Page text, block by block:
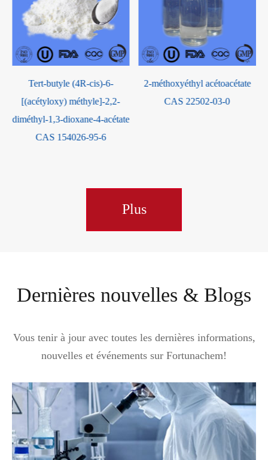
Tert-butyle (4R-cis)-6-
[(acétyloxy) méthyle]-2,2-
diméthyl-1,3-dioxane-4-acétate
CAS 154026-95-6
2-méthoxyéthyl acétoacétate
CAS 22502-03-0
Plus
Dernières nouvelles & Blogs
Vous tenir à jour avec toutes les dernières informations,
nouvelles et événements sur Fortunachem!